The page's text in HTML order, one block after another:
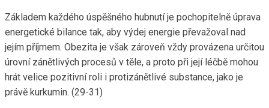
Základem každého úspěšného hubnutí je pochopitelně úprava
energetické bilance tak, aby výdej energie převažoval nad
jejím příjmem. Obezita je však zároveň vždy provázena určitou
úrovní zánětlivých procesů v těle, a proto při její léčbě mohou
hrát velice pozitivní roli i protizánětlivé substance, jako je
právě kurkumin. (29-31)